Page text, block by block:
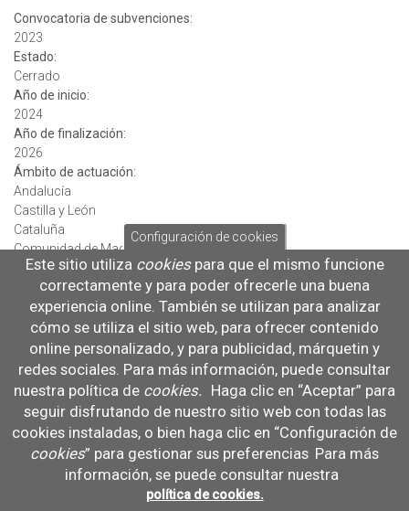
Convocatoria de subvenciones:
2023
Estado:
Cerrado
Año de inicio:
2024
Año de finalización:
2026
Ámbito de actuación:
Andalucía
Castilla y León
Cataluña
Comunidad de Madrid
Beneficiario:
Coral Soul, ONG especializada en recuperación y conservación de
arrecifes profundos.
Cofinanciado por:
FEMPA
Entidades colaboradoras:
GALP de Sanlúcar de Barrameda
Cofradía de Pescadores de Sanlúcar de Barrameda
Cofradía de pescadores Caleta de Vélez (Málaga)
Organización de Productores Pesqueros de Motril (OPP85)
Grupo de Acción Local de Pesca y Acuicultura de Granada y
Poniente Almeriense.
Cofradía de Pescadores de Garrucha
Configuración de cookies
Este sitio utiliza cookiespara que el mismo funcione
correctamente y para poder ofrecerle una buena
experiencia online. También se utilizan para analizar
cómo se utiliza el sitio web, para ofrecer contenido
online personalizado, y para publicidad, márquetin y
redes sociales. Para más información, puede consultar
nuestra política de cookies. Haga clic en “Aceptar” para
seguir disfrutando de nuestro sitio web con todas las
cookies instaladas, o bien haga clic en “Configuración de
cookies” para gestionar sus preferencias Para más
información, se puede consultar nuestra
política de cookies.